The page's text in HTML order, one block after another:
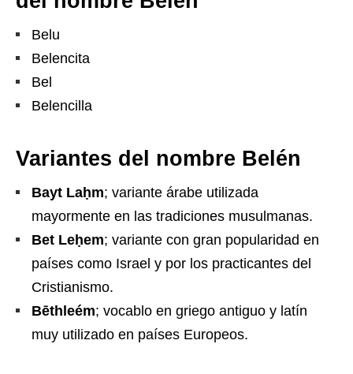
Belu
Belencita
Bel
Belencilla
Variantes del nombre Belén
Bayt Laḥm; variante árabe utilizada
mayormente en las tradiciones musulmanas.
Bet Leḥem; variante con gran popularidad en
países como Israel y por los practicantes del
Cristianismo.
Bēthleém; vocablo en griego antiguo y latín
muy utilizado en países Europeos.